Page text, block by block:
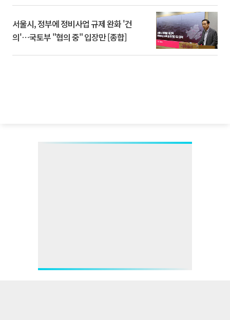
서울시, 정부에 정비사업 규제 완화 '건
의'⋯국토부 "협의 중" 입장만 [종합]